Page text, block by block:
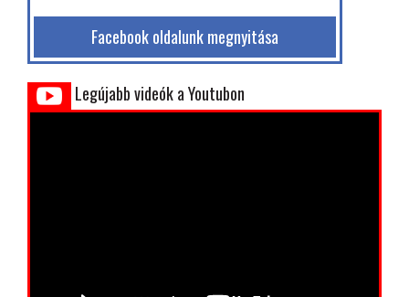
Facebook oldalunk megnyitása
Legújabb videók a Youtubon